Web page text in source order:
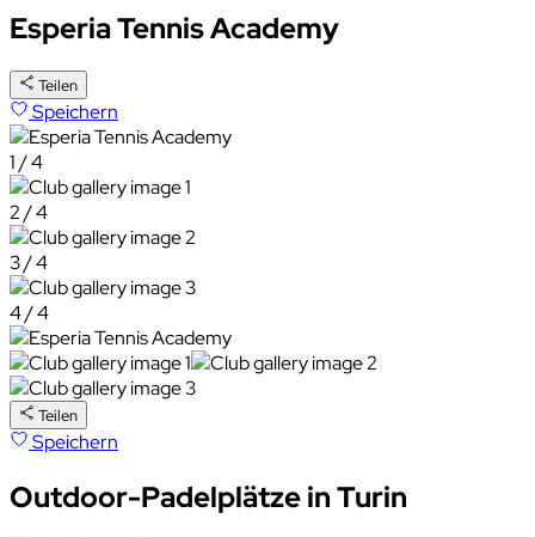
Esperia Tennis Academy
Teilen
Speichern
1 / 4
2 / 4
3 / 4
4 / 4
Teilen
Speichern
Outdoor-Padelplätze in Turin